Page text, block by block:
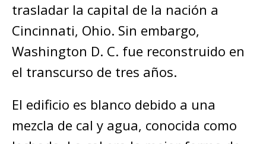
trasladar la capital de la nación a
Cincinnati, Ohio. Sin embargo,
Washington D. C. fue reconstruido en
el transcurso de tres años.
El edificio es blanco debido a una
mezcla de cal y agua, conocida como